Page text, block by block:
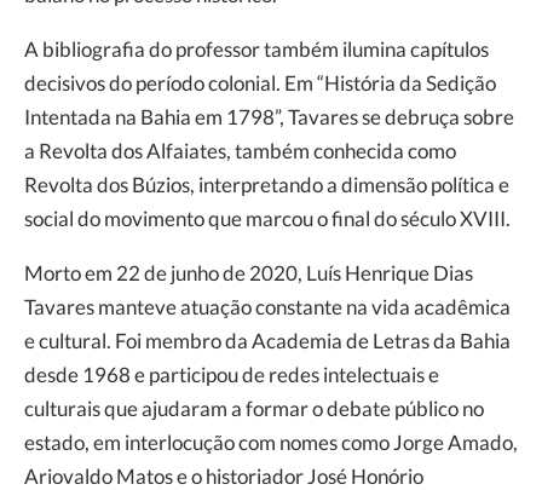
A bibliografia do professor também ilumina capítulos
decisivos do período colonial. Em “História da Sedição
Intentada na Bahia em 1798”, Tavares se debruça sobre
a Revolta dos Alfaiates, também conhecida como
Revolta dos Búzios, interpretando a dimensão política e
social do movimento que marcou o final do século XVIII.
Morto em 22 de junho de 2020, Luís Henrique Dias
Tavares manteve atuação constante na vida acadêmica
e cultural. Foi membro da Academia de Letras da Bahia
desde 1968 e participou de redes intelectuais e
culturais que ajudaram a formar o debate público no
estado, em interlocução com nomes como Jorge Amado,
Ariovaldo Matos e o historiador José Honório